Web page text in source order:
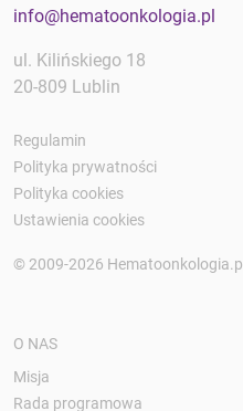
info@hematoonkologia.pl
ul. Kilińskiego 18
20-809 Lublin
Regulamin
Polityka prywatności
Polityka cookies
Ustawienia cookies
© 2009-2026 Hematoonkologia.pl
O NAS
Misja
Rada programowa